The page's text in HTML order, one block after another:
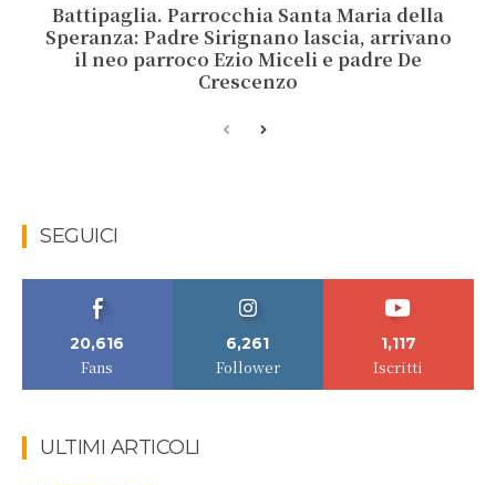
Battipaglia. Parrocchia Santa Maria della
Speranza: Padre Sirignano lascia, arrivano
il neo parroco Ezio Miceli e padre De
Crescenzo
SEGUICI
20,616
Fans
6,261
Follower
1,117
Iscritti
ULTIMI ARTICOLI